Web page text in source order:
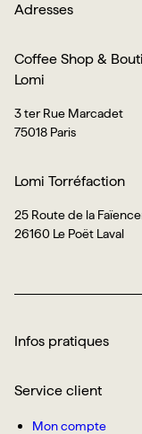
Adresses
Coffee Shop &
Lomi
3 ter Rue Marcadet
75018 Paris
Lomi Torréfaction
25 Route de la
26160 Le Poët Laval
Infos pratiques
Service client
Mon compte